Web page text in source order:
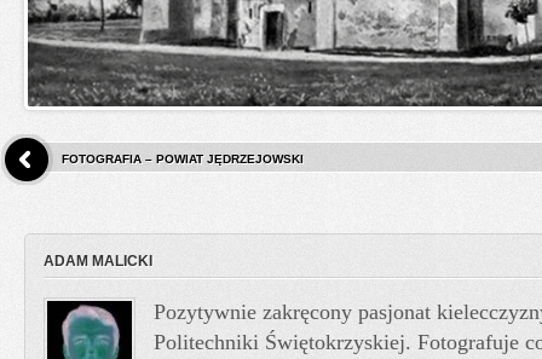
FOTOGRAFIA – POWIAT JĘDRZEJOWSKI
ADAM MALICKI
Pozytywnie zakręcony pasjonat
Politechniki Świętokrzyskiej. Fotografuje